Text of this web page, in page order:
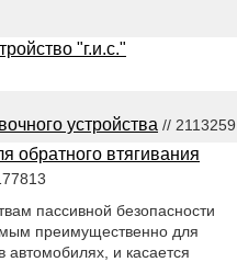
"г.и.с."
устройства // 2113259
обратного втягивания
пассивной безопасности
преимущественно для
и касается